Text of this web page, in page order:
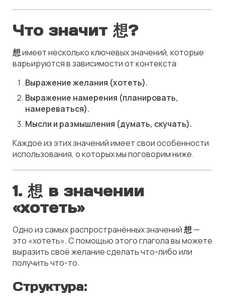
Что значит 想?
想имеет несколько ключевых значений, которые
варьируются в зависимости от контекста:
Выражение желания (хотеть).
Выражение намерения (планировать,
намереваться).
Мысли и размышления (думать, скучать).
Каждое из этих значений имеет свои особенности
использования, о которых мы поговорим ниже.
1. 想 в значении
«хотеть»
Одно из самых распространённых значений想—
это «хотеть». С помощью этого глагола вы можете
выразить своё желание сделать что-либо или
получить что-то.
Структура: